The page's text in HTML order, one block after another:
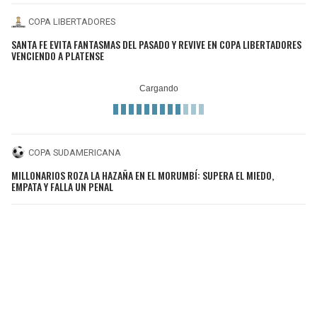
COPA LIBERTADORES
SANTA FE EVITA FANTASMAS DEL PASADO Y REVIVE EN COPA LIBERTADORES
VENCIENDO A PLATENSE
COPA SUDAMERICANA
MILLONARIOS ROZA LA HAZAÑA EN EL MORUMBÍ: SUPERA EL MIEDO,
EMPATA Y FALLA UN PENAL